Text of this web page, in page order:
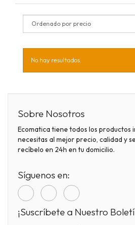
No hay resultados.
Sobre Nosotros
Ecomatica tiene todos los productos
necesitas al mejor precio, calidad y
recíbelo en 24h en tu domicilio.
Síguenos en:
¡Suscríbete a Nuestro